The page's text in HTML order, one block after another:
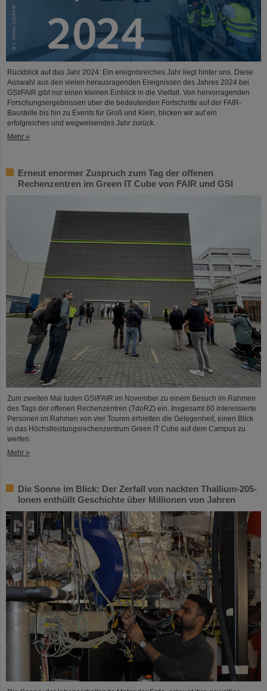
Rückblick auf das Jahr 2024: Ein ereignisreiches Jahr liegt hinter uns. Diese
Auswahl aus den vielen herausragenden Ereignissen des Jahres 2024 bei
GSI/FAIR gibt nur einen kleinen Einblick in die Vielfalt. Von hervorragenden
Forschungsergebnissen über die bedeutenden Fortschritte auf der FAIR-
Baustelle bis hin zu Events für Groß und Klein, blicken wir auf ein
erfolgreiches und wegweisendes Jahr zurück.
Mehr »
Erneut enormer Zuspruch zum Tag der offenen
Rechenzentren im Green IT Cube von FAIR und GSI
Zum zweiten Mal luden GSI/FAIR im November zu einem Besuch im Rahmen
des Tags der offenen Rechenzentren (TdoRZ) ein. Insgesamt 60 interessierte
Personen im Rahmen von vier Touren erhielten die Gelegenheit, einen Blick
in das Höchstleistungsrechenzentrum Green IT Cube auf dem Campus zu
werfen.
Mehr »
Die Sonne im Blick: Der Zerfall von nackten Thallium-205-
Ionen enthüllt Geschichte über Millionen von Jahren